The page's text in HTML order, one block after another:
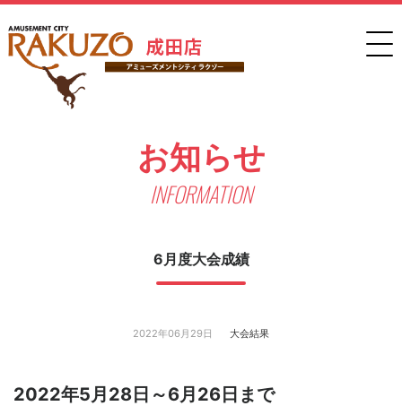
お知らせ
INFORMATION
6月度大会成績
2022年06月29日 大会結果
2022年5月28日～6月26日まで